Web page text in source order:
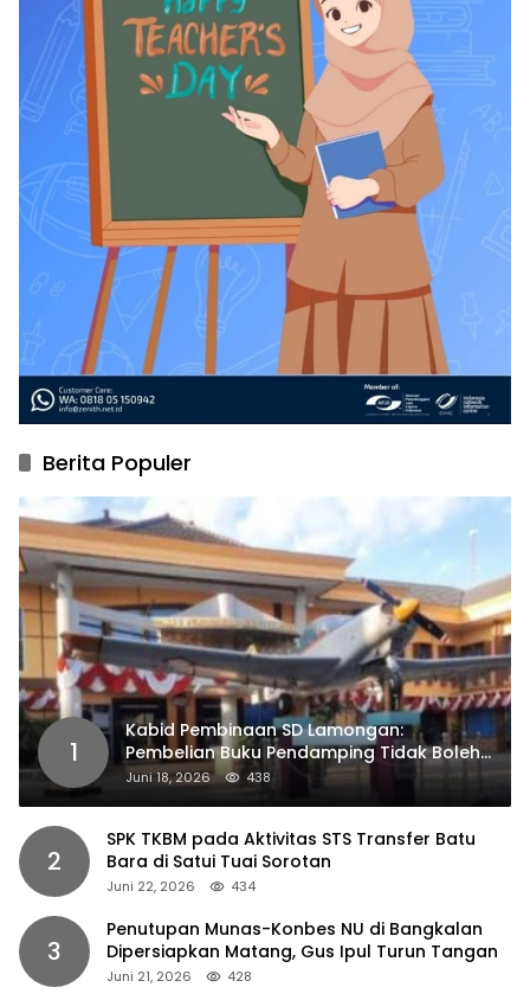
Berita Populer
1
Kabid Pembinaan SD Lamongan:
Pembelian Buku Pendamping Tidak Boleh
Dipaksakan
Juni 18, 2026 438
2
SPK TKBM pada Aktivitas STS Transfer Batu
Bara di Satui Tuai Sorotan
Juni 22, 2026 434
3
Penutupan Munas-Konbes NU di Bangkalan
Dipersiapkan Matang, Gus Ipul Turun Tangan
Juni 21, 2026 428